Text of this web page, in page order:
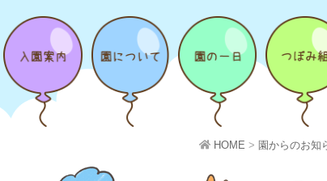
HOME > 園からのお知